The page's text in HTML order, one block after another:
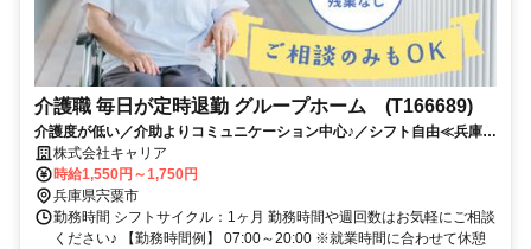
介護職 毎日が定時退勤 グループホーム (T166689)
介護度が低い／介助よりコミュニケーション中心♪／シフト自由≪兵庫県
宍粟市周辺≫
株式会社キャリア
時給1,550円～1,750円
兵庫県宍粟市
勤務時間 シフトサイクル：1ヶ月 勤務時間や週回数はお気軽にご相談
ください♪ 【勤務時間例】 07:00～20:00 ※就業時間に合わせて休憩